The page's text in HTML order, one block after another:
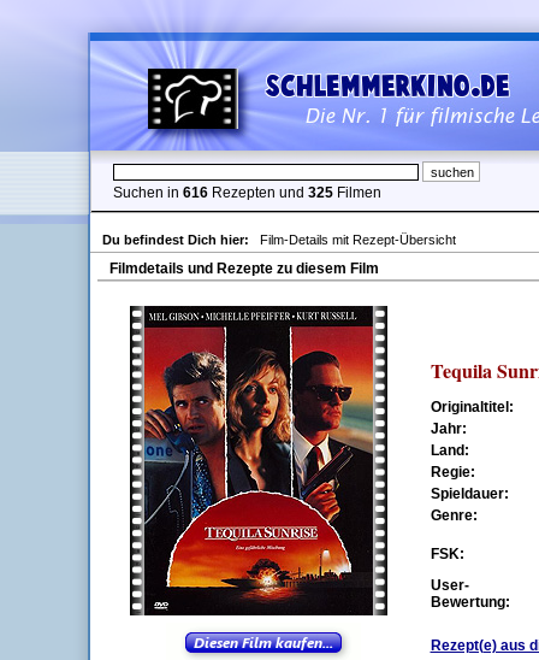
Suchen in 616 Rezepten und 325 Filmen
Du befindest Dich hier: Film-Details mit Rezept-Übersicht
Filmdetails und Rezepte zu diesem Film
Tequila
Originaltitel:
Jahr:
Land:
Regie:
Spieldauer:
Genre:
FSK:
User-
Bewertung:
Rezept(e) aus